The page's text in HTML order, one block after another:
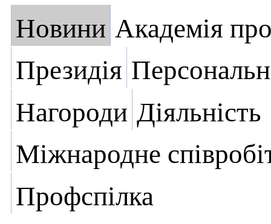
Новини Академія
Президія
Нагороди Діяльність
Міжнародне
Профспілка